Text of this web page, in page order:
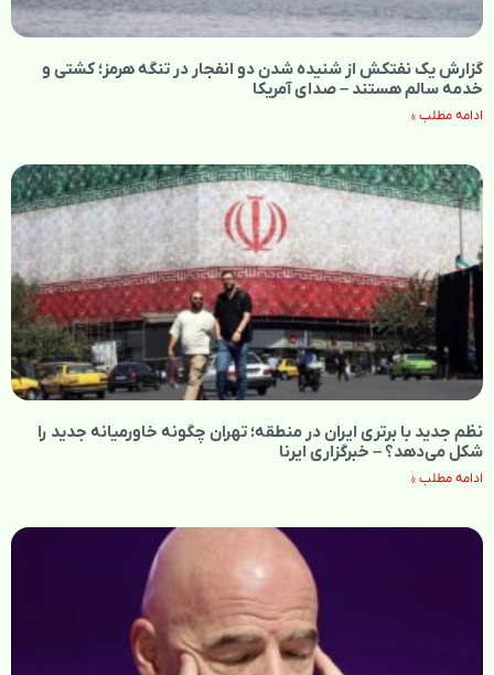
گزارش یک نفتکش از شنیده شدن دو انفجار در تنگه هرمز؛ کشتی و
خدمه سالم هستند – صدای آمریکا
ادامه مطلب »
نظم جدید با برتری ایران در منطقه؛ تهران چگونه خاورمیانه جدید را
شکل می‌دهد؟ – خبرگزاری ایرنا
ادامه مطلب »